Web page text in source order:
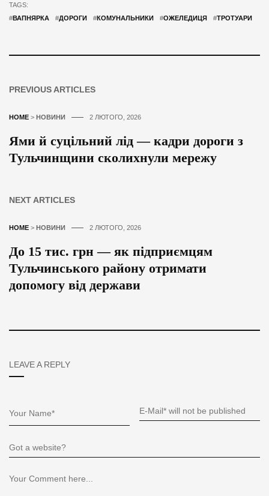
TAGS:
#ВАПНЯРКА #ДОРОГИ #КОМУНАЛЬНИКИ #ОЖЕЛЕДИЦЯ #ТРОТУАРИ
PREVIOUS ARTICLES
HOME > НОВИНИ 2 ЛЮТОГО, 2026
Ями й суцільний лід — кадри дороги з
Тульчинщини сколихнули мережу
NEXT ARTICLES
HOME > НОВИНИ 2 ЛЮТОГО, 2026
До 15 тис. грн — як підприємцям
Тульчинського району отримати
допомогу від держави
LEAVE A REPLY